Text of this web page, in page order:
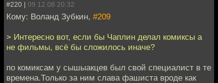
#220 | 09.12.08 20:32
Кому: Воланд Зубкин, #209
> Интересно вот, если бы Чаплин делал комиксы а
не фильмы, всё бы сложилось иначе?
по комиксам у сышыакцев был свой специалист в те
времена.Только за ним слава фашиста вроде как